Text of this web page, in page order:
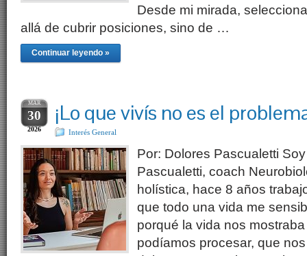
Desde mi mirada,
allá de cubrir posiciones, sino de …
Continuar leyendo »
MAR
30
2026
¡Lo que vivís no es el
Interés General
Por: Dolores Pascualetti
Pascualetti, coach
holística, hace 8 años
que todo una vida me
porqué la vida nos
podíamos procesar, que